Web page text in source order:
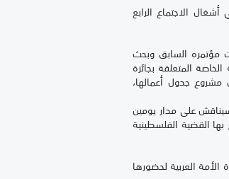
الاجتماع الرابع
مؤتمره السابق وبحث
لتشكيل اللجنة الخاصة المتعلقة بجائزة
التنفيذية للاتحاد وتدارس مشروع جدول أعمالها،
العربي الذي سيناقش على مدار يومين
بها القضية الفلسطينية
العربية لحضورها